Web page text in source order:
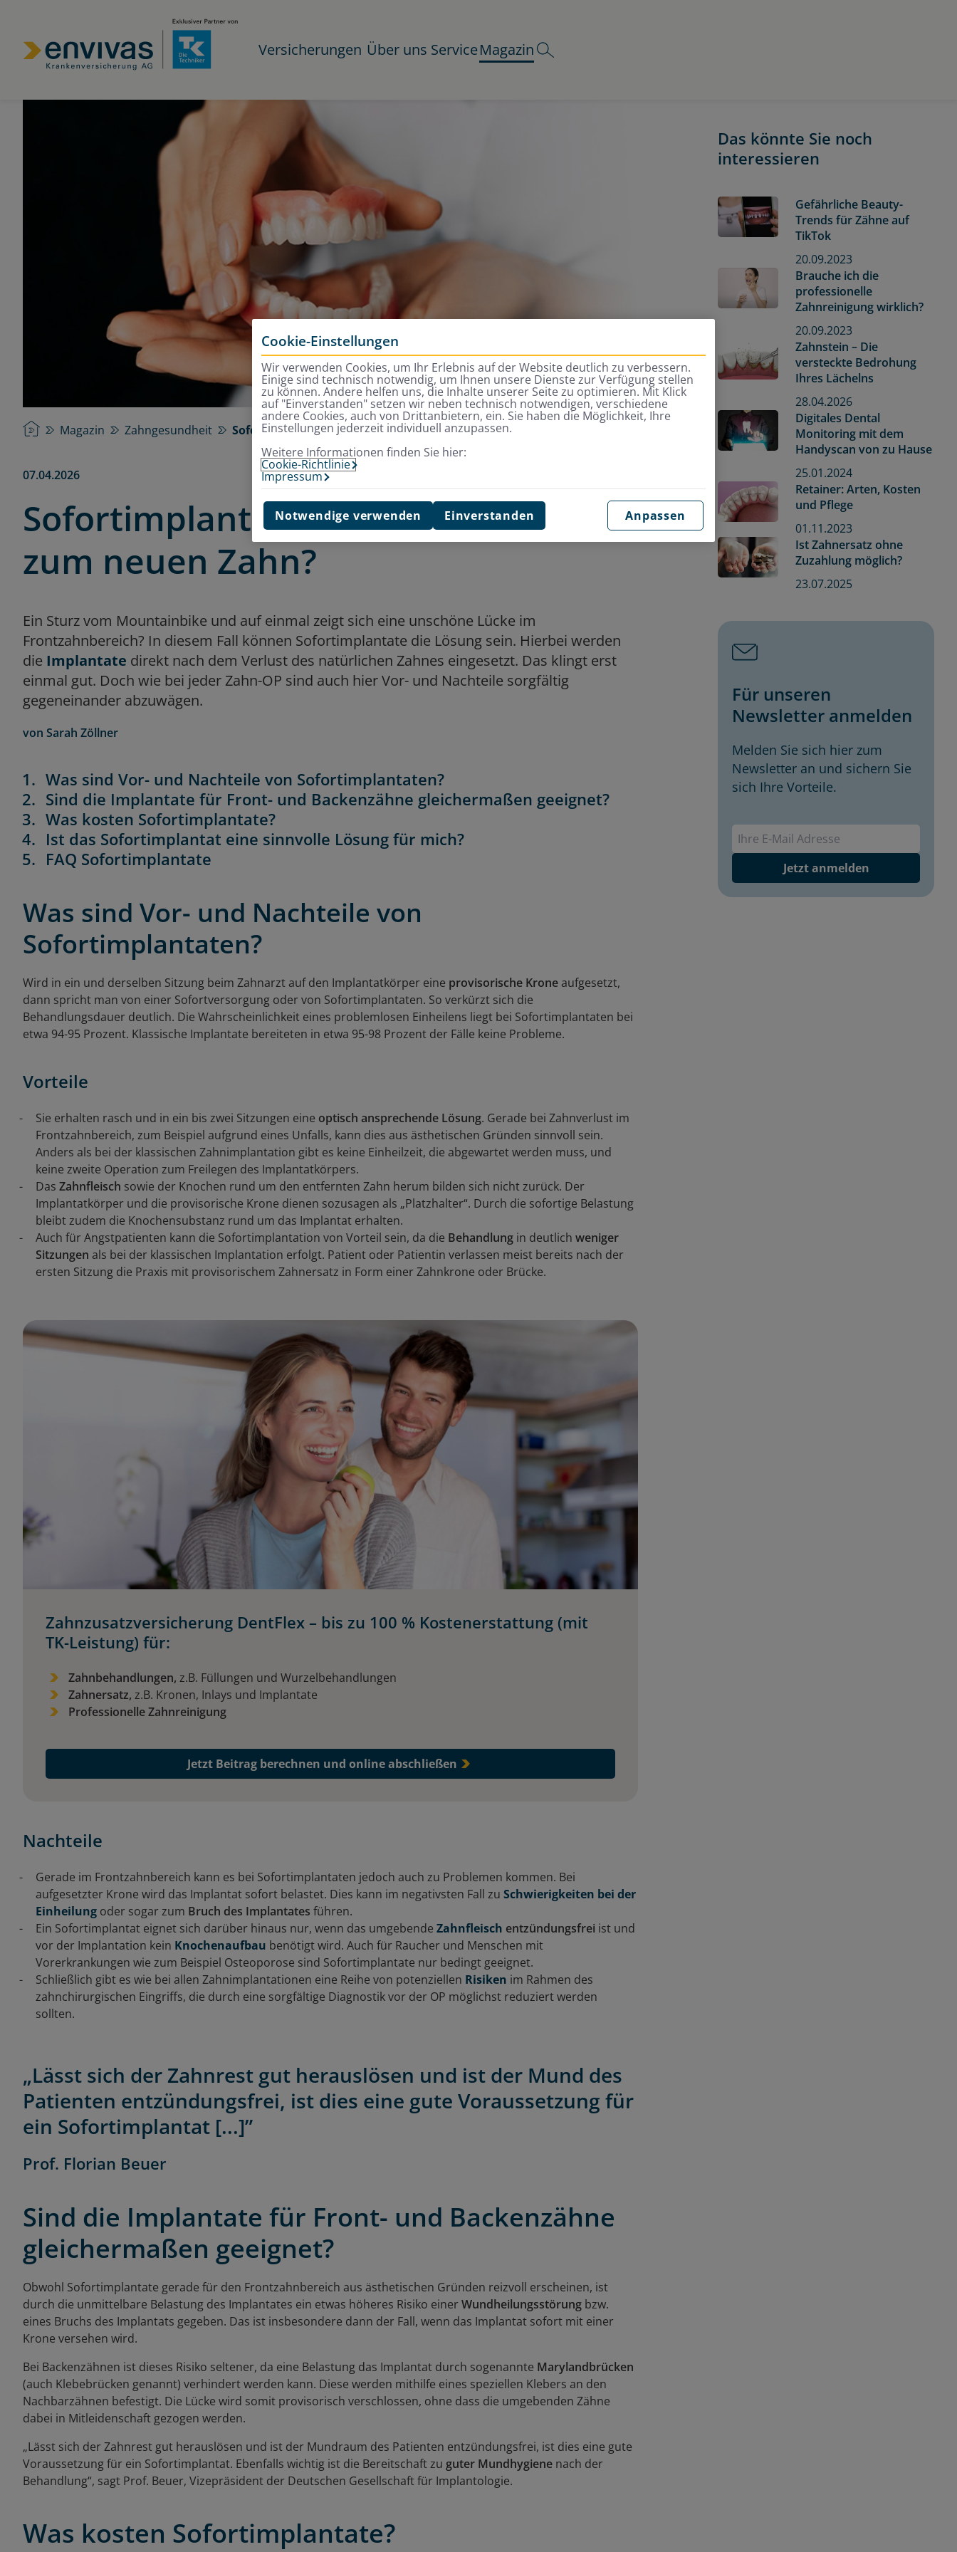
Versicherungen Über uns ServiceMagazin
StartseiteMagazin Zahngesundheit Sofortimplantate: Der schnelle Weg zum neuen Zahn?
07.04.2026
Sofortimplantate: Der schnelle Weg
zum neuen Zahn?
Ein Sturz vom Mountainbike und auf einmal zeigt sich eine unschöne Lücke im
Frontzahnbereich? In diesem Fall können Sofortimplantate die Lösung sein. Hierbei werden
die Implantate direkt nach dem Verlust des natürlichen Zahnes eingesetzt. Das klingt erst
einmal gut. Doch wie bei jeder Zahn-OP sind auch hier Vor- und Nachteile sorgfältig
gegeneinander abzuwägen.
von Sarah Zöllner
Was sind Vor- und Nachteile von Sofortimplantaten?
Sind die Implantate für Front- und Backenzähne gleichermaßen geeignet?
Was kosten Sofortimplantate?
Ist das Sofortimplantat eine sinnvolle Lösung für mich?
FAQ Sofortimplantate
Was sind Vor- und Nachteile von
Sofortimplantaten?
Wird in ein und derselben Sitzung beim Zahnarzt auf den Implantatkörper eine provisorische Kroneaufgesetzt,
dann spricht man von einer Sofortversorgung oder von Sofortimplantaten. So verkürzt sich die
Behandlungsdauer deutlich. Die Wahrscheinlichkeit eines problemlosen Einheilens liegt bei Sofortimplantaten bei
etwa 94-95 Prozent. Klassische Implantate bereiteten in etwa 95-98 Prozent der Fälle keine Probleme.
Vorteile
Sie erhalten rasch und in ein bis zwei Sitzungen eine optisch ansprechende Lösung. Gerade bei Zahnverlust im
Frontzahnbereich, zum Beispiel aufgrund eines Unfalls, kann dies aus ästhetischen Gründen sinnvoll sein.
Anders als bei der klassischen Zahnimplantation gibt es keine Einheilzeit, die abgewartet werden muss, und
keine zweite Operation zum Freilegen des Implantatkörpers.
Das Zahnfleisch sowie der Knochen rund um den entfernten Zahn herum bilden sich nicht zurück. Der
Implantatkörper und die provisorische Krone dienen sozusagen als „Platzhalter“. Durch die sofortige Belastung
bleibt zudem die Knochensubstanz rund um das Implantat erhalten.
Auch für Angstpatienten kann die Sofortimplantation von Vorteil sein, da die Behandlung in deutlich weniger
Sitzungen als bei der klassischen Implantation erfolgt. Patient oder Patientin verlassen meist bereits nach der
ersten Sitzung die Praxis mit provisorischem Zahnersatz in Form einer Zahnkrone oder Brücke.
Zahnzusatzversicherung DentFlex – bis zu 100 % Kostenerstattung (mit
TK-Leistung) für:
Zahnbehandlungen, z.B. Füllungen und Wurzelbehandlungen
Zahnersatz, z.B. Kronen, Inlays und Implantate
Professionelle Zahnreinigung
Jetzt Beitrag berechnen und online abschließen
Nachteile
Gerade im Frontzahnbereich kann es bei Sofortimplantaten jedoch auch zu Problemen kommen. Bei
aufgesetzter Krone wird das Implantat sofort belastet. Dies kann im negativsten Fall zu Schwierigkeiten bei der
Einheilung oder sogar zum Bruch des Implantates führen.
Ein Sofortimplantat eignet sich darüber hinaus nur, wenn das umgebende Zahnfleisch entzündungsfrei ist und
vor der Implantation kein Knochenaufbau benötigt wird. Auch für Raucher und Menschen mit
Vorerkrankungen wie zum Beispiel Osteoporose sind Sofortimplantate nur bedingt geeignet.
Schließlich gibt es wie bei allen Zahnimplantationen eine Reihe von potenziellen Risiken im Rahmen des
zahnchirurgischen Eingriffs, die durch eine sorgfältige Diagnostik vor der OP möglichst reduziert werden
sollten.
„Lässt sich der Zahnrest gut herauslösen und ist der Mund des
Patienten entzündungsfrei, ist dies eine gute Voraussetzung für
ein Sofortimplantat [...]”
Prof. Florian Beuer
Sind die Implantate für Front- und Backenzähne
gleichermaßen geeignet?
Obwohl Sofortimplantate gerade für den Frontzahnbereich aus ästhetischen Gründen reizvoll erscheinen, ist
durch die unmittelbare Belastung des Implantates ein etwas höheres Risiko einer Wundheilungsstörung bzw.
eines Bruchs des Implantats gegeben. Das ist insbesondere dann der Fall, wenn das Implantat sofort mit einer
Krone versehen wird.
Bei Backenzähnen ist dieses Risiko seltener, da eine Belastung das Implantat durch sogenannte Marylandbrücken
(auch Klebebrücken genannt) verhindert werden kann. Diese werden mithilfe eines speziellen Klebers an den
Nachbarzähnen befestigt. Die Lücke wird somit provisorisch verschlossen, ohne dass die umgebenden Zähne
dabei in Mitleidenschaft gezogen werden.
„Lässt sich der Zahnrest gut herauslösen und ist der Mundraum des Patienten entzündungsfrei, ist dies eine gute
Voraussetzung für ein Sofortimplantat. Ebenfalls wichtig ist die Bereitschaft zu guter Mundhygiene nach der
Behandlung“, sagt Prof. Beuer, Vizepräsident der Deutschen Gesellschaft für Implantologie.
Was kosten Sofortimplantate?
Das könnte Sie noch
interessieren
Gefährliche Beauty-
Trends für Zähne auf
TikTok
20.09.2023
Brauche ich die
professionelle
Zahnreinigung wirklich?
20.09.2023
Zahnstein – Die
versteckte Bedrohung
Ihres Lächelns
28.04.2026
Digitales Dental
Monitoring mit dem
Handyscan von zu Hause
25.01.2024
Retainer: Arten, Kosten
und Pflege
01.11.2023
Ist Zahnersatz ohne
Zuzahlung möglich?
23.07.2025
Für unseren
Newsletter anmelden
Melden Sie sich hier zum
Newsletter an und sichern Sie
sich Ihre Vorteile.
Jetzt anmelden
Cookie-Einstellungen
Wir verwenden Cookies, um Ihr Erlebnis auf der Website deutlich zu verbessern.
Einige sind technisch notwendig, um Ihnen unsere Dienste zur Verfügung stellen
zu können. Andere helfen uns, die Inhalte unserer Seite zu optimieren. Mit Klick
auf "Einverstanden" setzen wir neben technisch notwendigen, verschiedene
andere Cookies, auch von Drittanbietern, ein. Sie haben die Möglichkeit, Ihre
Einstellungen jederzeit individuell anzupassen.
Weitere Informationen finden Sie hier:
Cookie-Richtlinie
Impressum
Anpassen
Notwendige verwenden Einverstanden